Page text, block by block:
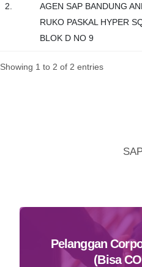
2.
AGEN SAP BANDUNG
RUKO PASKAL HYPER
BLOK D NO 9
Showing 1 to 2 of 2 entries
Pelanggan
(Bisa